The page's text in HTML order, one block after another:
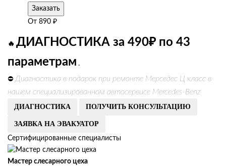
Заказать
От 890 ₽
🔥 ДИАГНОСТИКА за 490₽ по 43
параметрам .
⛔ Диагностика в подарок при ремонте Мерседес Ц класс в
нашем специализированном автосервисе Mercedes-Benz
ДИАГНОСТИКА ПОЛУЧИТЬ КОНСУЛЬТАЦИЮ
ЗАЯВКА НА ЭВАКУАТОР
Сертифицированные специалисты
Мастер слесарного цеха